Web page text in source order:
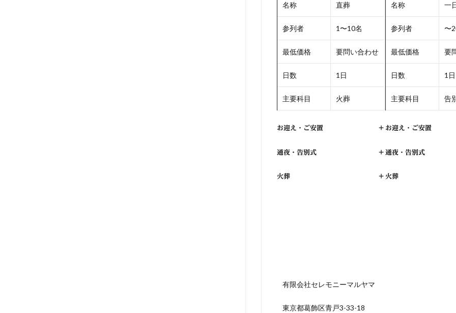
名称 直葬
参列者 1〜10名
最低価格 要問い合わせ
日数 1日
主要科目 火葬
お迎え・ご安置 +
通夜・告別式 +
火葬 +
名称 一
参列者 〜
最低価格 要
日数 1日
主要科目 告
お迎え・ご安置
通夜・告別式
火葬
有限会社セレモニーマルヤマ
東京都葛飾区青戸3-33-18